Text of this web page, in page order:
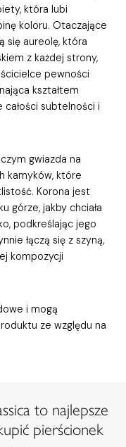
która lubi
koloru. Otaczające
się aureolę, która
z każdej strony,
pewności
kształtem
subtelności i
gwiazda na
kamyków, które
Korona jest
górze, jakby chciała
podkreślając jego
łączą się z szyną,
kompozycji
i mogą
ze względu na
to najlepsze
pierścionek